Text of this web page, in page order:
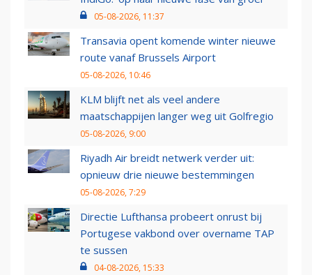
05-08-2026, 11:37
Transavia opent komende winter nieuwe
route vanaf Brussels Airport
05-08-2026, 10:46
KLM blijft net als veel andere
maatschappijen langer weg uit Golfregio
05-08-2026, 9:00
Riyadh Air breidt netwerk verder uit:
opnieuw drie nieuwe bestemmingen
05-08-2026, 7:29
Directie Lufthansa probeert onrust bij
Portugese vakbond over overname TAP
te sussen
04-08-2026, 15:33